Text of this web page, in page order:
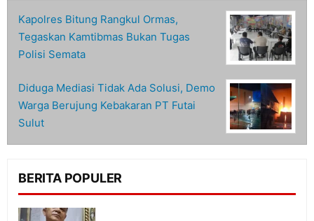
Kapolres Bitung Rangkul Ormas,
Tegaskan Kamtibmas Bukan Tugas
Polisi Semata
Diduga Mediasi Tidak Ada Solusi, Demo
Warga Berujung Kebakaran PT Futai
Sulut
BERITA POPULER